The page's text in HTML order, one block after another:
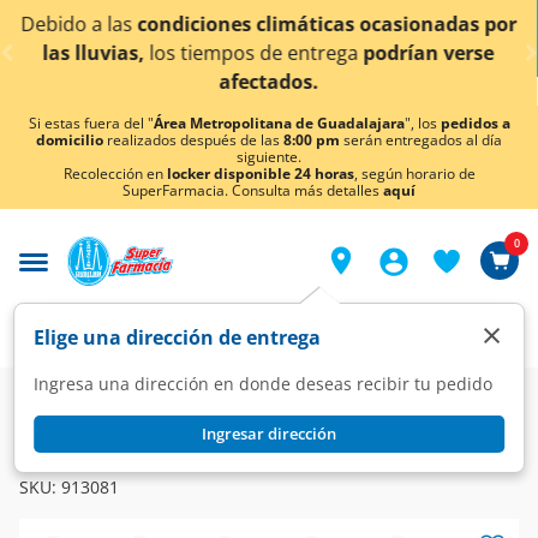
< div class="carousel-inner">
ocasionadas por
podrían verse
¡Ahora también en
conocer
Si estas fuera del "Área Metropolitana de Guadalajara", los pedidos a
domicilio realizados después de las8:00 pm serán entregados al día
siguiente.
Recolección en locker disponible 24 horas, según horario de
SuperFarmacia. Consulta más detallesaquí
Elige una dirección de entrega
Ingresa una dirección en donde deseas recibir tu pedido
Ingresar dirección
×
0
Farmacia Vitaminas y Suplementos Multivitaminas
Centrum Multivitaminico Performance, 100 Tabletas.
SKU: 913081